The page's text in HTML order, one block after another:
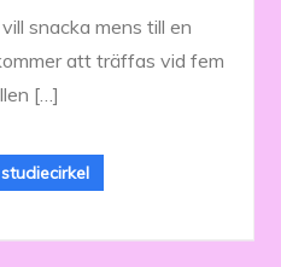
snacka mens till en
att träffas vid fem
[…]
studiecirkel